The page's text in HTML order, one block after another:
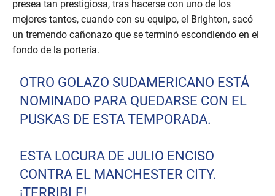
presea tan prestigiosa, tras hacerse con uno de los
mejores tantos, cuando con su equipo, el Brighton, sacó
un tremendo cañonazo que se terminó escondiendo en el
fondo de la portería.
OTRO GOLAZO SUDAMERICANO ESTÁ
NOMINADO PARA QUEDARSE CON EL
PUSKAS DE ESTA TEMPORADA.
ESTA LOCURA DE JULIO ENCISO
CONTRA EL MANCHESTER CITY.
¡TERRIBLE!